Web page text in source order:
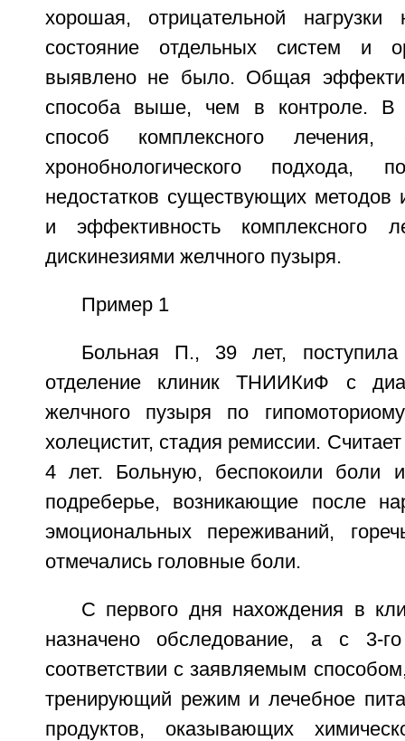
хорошая, отрицательной нагрузки
состояние отдельных систем и
выявлено не было. Общая
способа выше, чем в контроле. В
способ комплексного лечения,
хронобнологического подхода,
недостатков существующих методов
и эффективность комплексного
дискинезиями желчного пузыря.
Пример 1
Больная П., 39 лет, поступила
отделение клиник ТНИИКиФ с
желчного пузыря по
холецистит, стадия ремиссии.
4 лет. Больную, беспокоили боли
подреберье, возникающие после
эмоциональных переживаний,
отмечались головные боли.
С первого дня нахождения в
назначено обследование, а с 3-
соответствии с заявляемым
тренирующий режим и лечебное
продуктов, оказывающих